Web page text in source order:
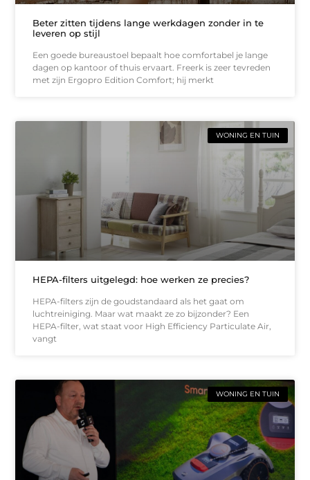
Beter zitten tijdens lange werkdagen zonder in te
leveren op stijl
Een goede bureaustoel bepaalt hoe comfortabel je lange
dagen op kantoor of thuis ervaart. Freerk is zeer tevreden
met zijn Ergopro Edition Comfort; hij merkt
WONING EN TUIN
HEPA-filters uitgelegd: hoe werken ze precies?
HEPA-filters zijn de goudstandaard als het gaat om
luchtreiniging. Maar wat maakt ze zo bijzonder? Een
HEPA-filter, wat staat voor High Efficiency Particulate Air,
vangt
WONING EN TUIN